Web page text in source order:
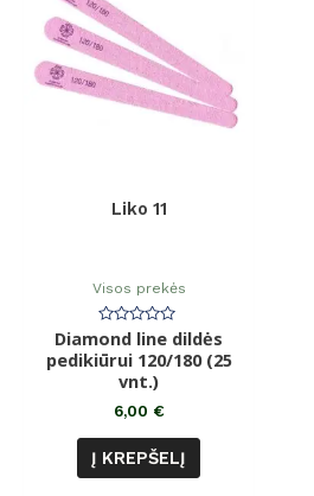
Liko 11
Visos prekės
Įvertinimas:
0
iš
Diamond line dildės
pedikiūrui 120/180 (25
vnt.)
6,00 €
Į KREPŠELĮ